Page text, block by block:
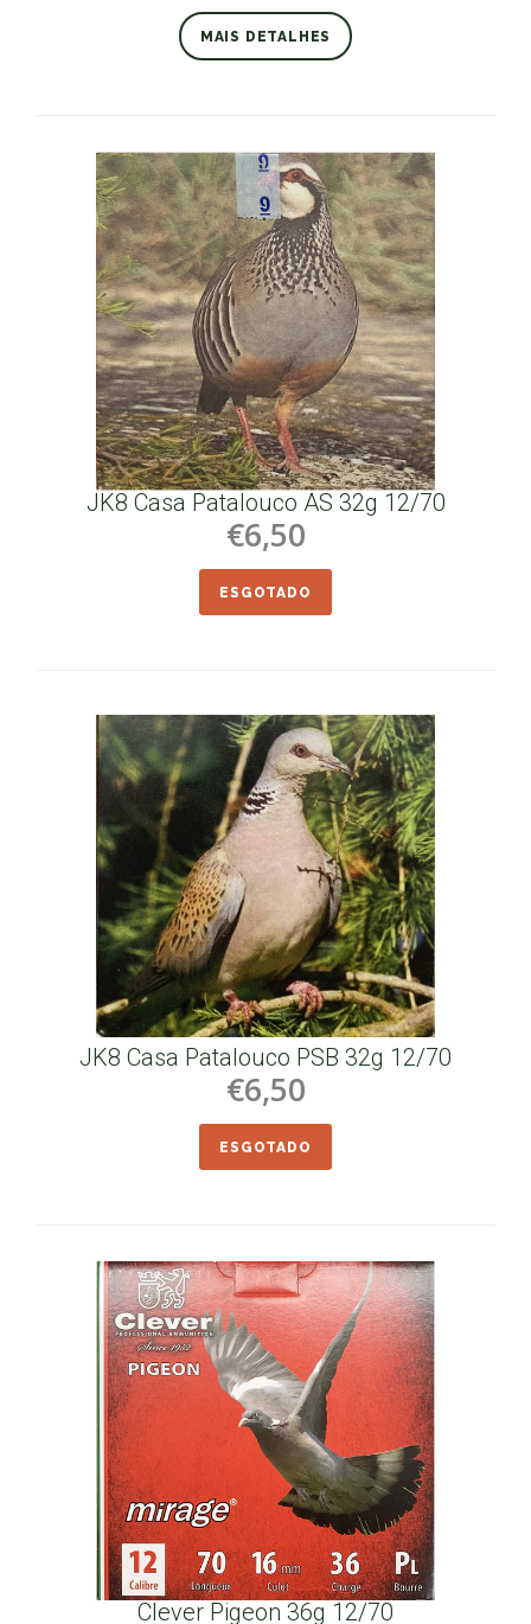
MAIS DETALHES
JK8 Casa Patalouco AS 32g 12/70
€6,50
ESGOTADO
JK8 Casa Patalouco PSB 32g 12/70
€6,50
ESGOTADO
Clever Pigeon 36g 12/70